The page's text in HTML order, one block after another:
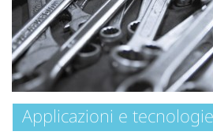
Applicazioni e tecnologie